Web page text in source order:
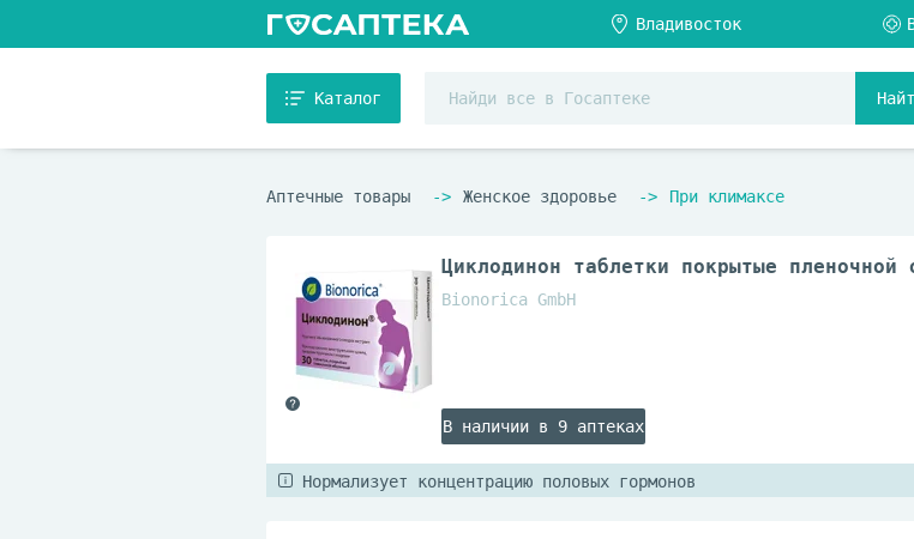
Каталог
Аптечные товары Женское здоровье При климаксе
Циклодинон таблетки покрытые пленочной
Bionorica GmbH
В наличии в 9 аптеках
Нормализует концентрацию половых гормонов